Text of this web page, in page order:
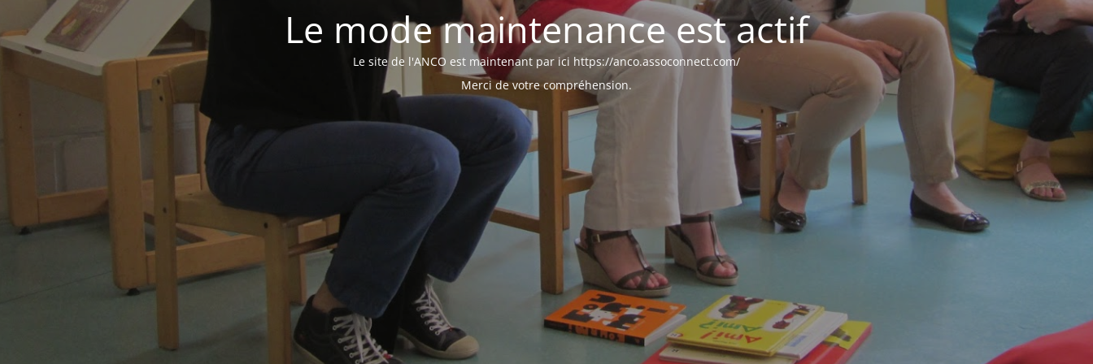
Le mode maintenance est actif
Le site de l'ANCO est maintenant par ici https://anco.assoconnect.com/
Merci de votre compréhension.